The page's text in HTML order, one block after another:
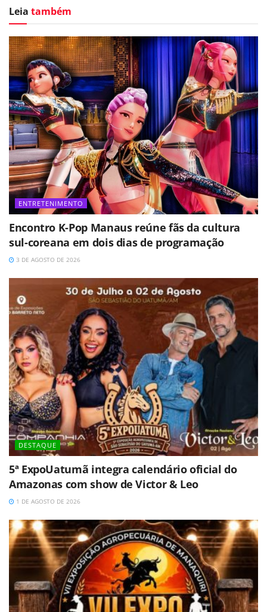
Leia também
ENTRETENIMENTO
Encontro K-Pop Manaus reúne fãs da cultura
sul-coreana em dois dias de programação
3 DE AGOSTO DE 2026
DESTAQUE
5ª ExpoUatumã integra calendário oficial do
Amazonas com show de Victor & Leo
1 DE AGOSTO DE 2026